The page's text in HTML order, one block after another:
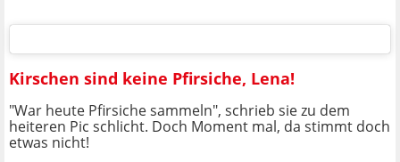
Kirschen sind keine Pfirsiche, Lena!
"War heute Pfirsiche sammeln", schrieb sie zu dem
heiteren Pic schlicht. Doch Moment mal, da stimmt doch
etwas nicht!